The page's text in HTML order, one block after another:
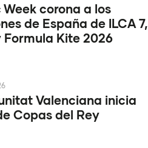
corona a los
de España de ILCA 7,
Formula Kite 2026
Valenciana inicia
Copas del Rey